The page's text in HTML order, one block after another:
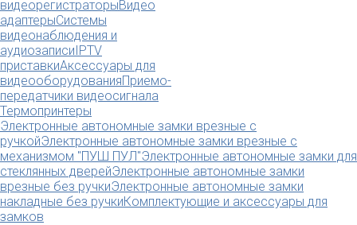
видеорегистраторыВидео
адаптерыСистемы
видеонаблюдения и
аудиозаписиIPTV
приставкиАксессуары для
видеооборудованияПриемо-
передатчики видеосигнала
Термопринтеры
Электронные автономные замки врезные с
ручкойЭлектронные автономные замки врезные с
механизмом "ПУШ ПУЛ"Электронные автономные замки для
стеклянных дверейЭлектронные автономные замки
врезные без ручкиЭлектронные автономные замки
накладные без ручкиКомплектующие и аксессуары для
замков